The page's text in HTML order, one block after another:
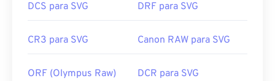
DCS para SVG DRF para SVG
CR3 para SVG Canon RAW para SVG
ORF (Olympus Raw)
DCR para SVG